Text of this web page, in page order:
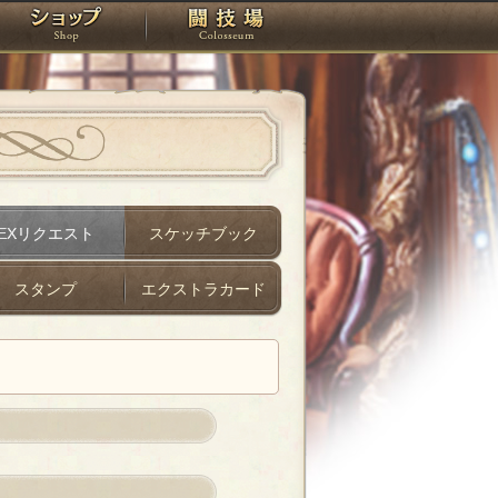
タジオ ショップ 闘技場
リクエスト スケッチブック
スタンプ エクストラカード